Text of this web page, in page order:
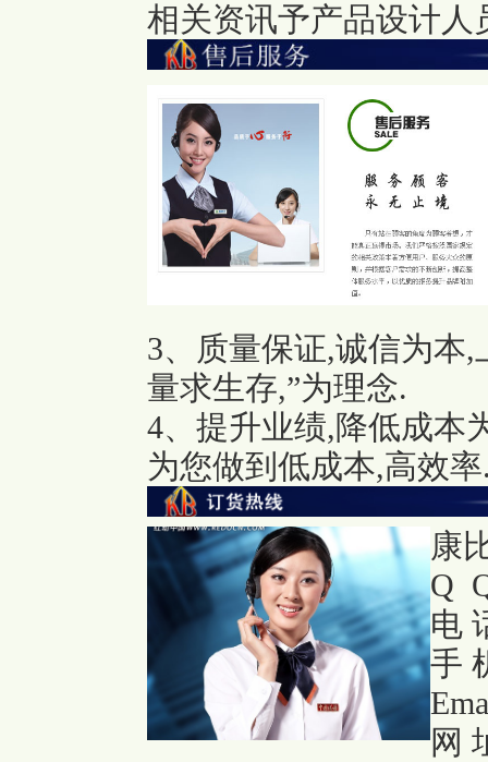
相关资讯予产品设计人
3、质量保证,诚信为本
量求生存,”为理念.
4、提升业绩,降低成本
为您做到低成本,高效
康
Q
电
手
网